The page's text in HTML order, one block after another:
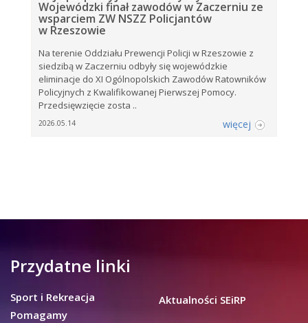
Wojewódzki finał zawodów w Zaczerniu ze
wsparciem ZW NSZZ Policjantów
w Rzeszowie
Na terenie Oddziału Prewencji Policji w Rzeszowie z
siedzibą w Zaczerniu odbyły się wojewódzkie
eliminacje do XI Ogólnopolskich Zawodów Ratowników
Policyjnych z Kwalifikowanej Pierwszej Pomocy.
Przedsięwzięcie zosta ..
2026.05.14 więcej
Przydatne linki
Sport i Rekreacja
Pomagamy
Aktualności SEiRP